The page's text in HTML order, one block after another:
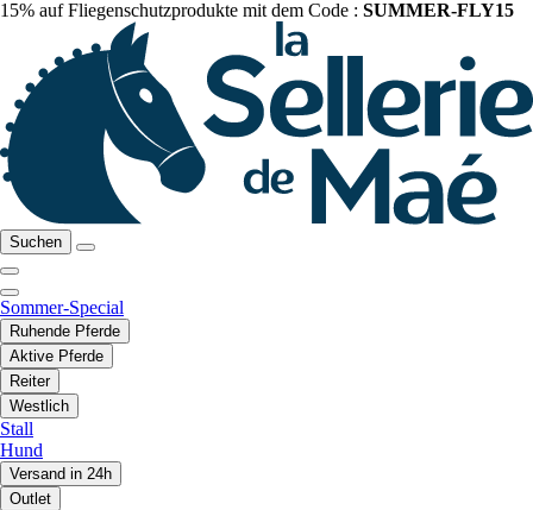
15% auf Fliegenschutzprodukte mit dem Code : SUMMER-FLY15
Suchen
Sommer-Special
Ruhende Pferde
Aktive Pferde
Reiter
Westlich
Stall
Hund
Versand in 24h
Outlet